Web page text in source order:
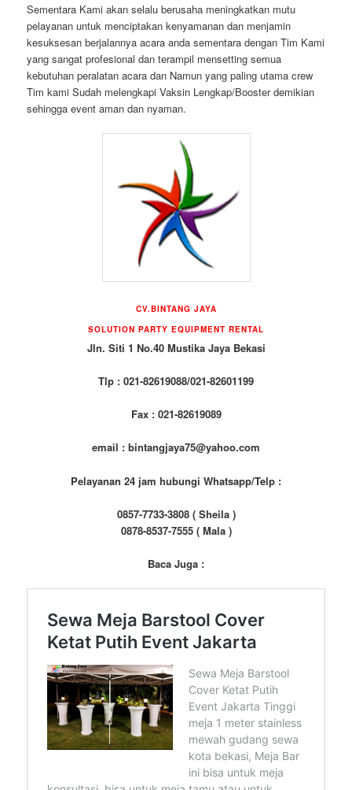
Sementara Kami akan selalu berusaha meningkatkan mutu
pelayanan untuk menciptakan kenyamanan dan menjamin
kesuksesan berjalannya acara anda sementara dengan Tim Kami
yang sangat profesional dan terampil mensetting semua
kebutuhan peralatan acara dan Namun yang paling utama crew
Tim kami Sudah melengkapi Vaksin Lengkap/Booster demikian
sehingga event aman dan nyaman.
CV.BINTANG JAYA
SOLUTION PARTY EQUIPMENT RENTAL
Jln. Siti 1 No.40 Mustika Jaya Bekasi
Tlp : 021-82619088/021-82601199
Fax : 021-82619089
email : bintangjaya75@yahoo.com
Pelayanan 24 jam hubungi Whatsapp/Telp :
0857-7733-3808 ( Sheila )
0878-8537-7555 ( Mala )
Baca Juga :